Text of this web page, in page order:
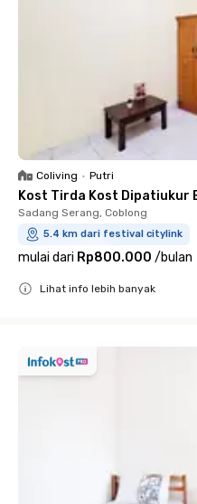
Coliving • Putri
Kost Tirda Kost Dipatiukur
Sadang Serang, Coblong
5.4 km dari festival citylink
mulai dari Rp800.000 /bulan
Lihat info lebih banyak